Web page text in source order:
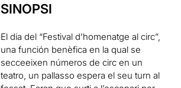
SINOPSI
El dia del “Festival d’homenatge al circ”,
una función benèfica en la qual se
secceeixen números de circ en un
teatro, un pallasso espera el seu turn al